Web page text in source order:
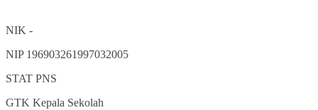
NIK -
NIP 196903261997032005
STAT PNS
GTK Kepala Sekolah